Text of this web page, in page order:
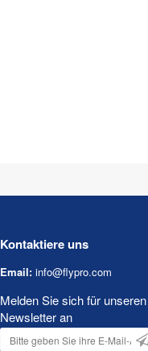
Kontaktiere uns
Email: info@flypro.com
Melden Sie sich für unseren
Newsletter an